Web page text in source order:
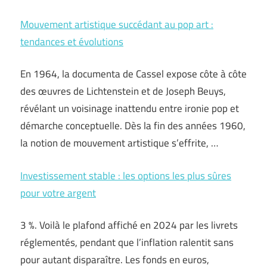
Mouvement artistique succédant au pop art :
tendances et évolutions
En 1964, la documenta de Cassel expose côte à côte
des œuvres de Lichtenstein et de Joseph Beuys,
révélant un voisinage inattendu entre ironie pop et
démarche conceptuelle. Dès la fin des années 1960,
la notion de mouvement artistique s’effrite, …
Investissement stable : les options les plus sûres
pour votre argent
3 %. Voilà le plafond affiché en 2024 par les livrets
réglementés, pendant que l’inflation ralentit sans
pour autant disparaître. Les fonds en euros,